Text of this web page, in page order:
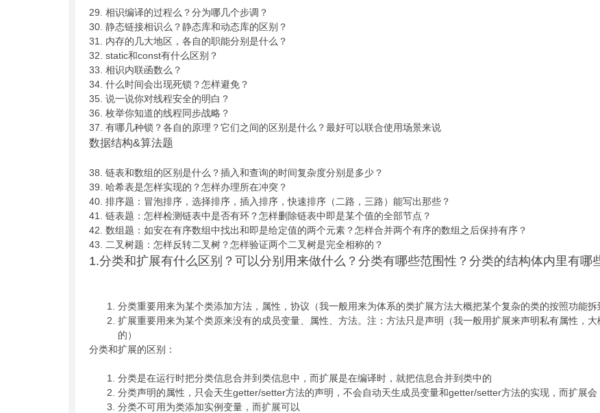
29. 相识编译的过程么？分为哪几个步调？
30. 静态链接相识么？静态库和动态库的区别？
31. 内存的几大地区，各自的职能分别是什么？
32. static和const有什么区别？
33. 相识内联函数么？
34. 什么时间会出现死锁？怎样避免？
35. 说一说你对线程安全的明白？
36. 枚举你知道的线程同步战略？
37. 有哪几种锁？各自的原理？它们之间的区别是什么？最好可以联合使用场景来说
数据结构&算法题
38. 链表和数组的区别是什么？插入和查询的时间复杂度分别是多少？
39. 哈希表是怎样实现的？怎样办理所在冲突？
40. 排序题：冒泡排序，选择排序，插入排序，快速排序（二路，三路）能写出那些？
41. 链表题：怎样检测链表中是否有环？怎样删除链表中即是某个值的全部节点？
42. 数组题：如安在有序数组中找出和即是给定值的两个元素？怎样合并两个有序的数组之后保持有序？
43. 二叉树题：怎样反转二叉树？怎样验证两个二叉树是完全相称的？
1.分类和扩展有什么区别？可以分别用来做什么？分类有哪些范围性？分类的结构体内里有哪
分类重要用来为某个类添加方法，属性，协议（我一般用来为体系的类扩展方法大概把某个复杂的类的按照功能拆
扩展重要用来为某个类原来没有的成员变量、属性、方法。注：方法只是声明（我一般用扩展来声明私有属性，
的）
分类和扩展的区别：
分类是在运行时把分类信息合并到类信息中，而扩展是在编译时，就把信息合并到类中的
分类声明的属性，只会天生getter/setter方法的声明，不会自动天生成员变量和getter/setter方法的实现，而扩展会
分类不可用为类添加实例变量，而扩展可以